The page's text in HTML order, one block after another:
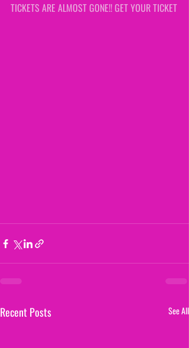
TICKETS ARE ALMOST GONE!! GET YOUR TICKET
Recent Posts See All